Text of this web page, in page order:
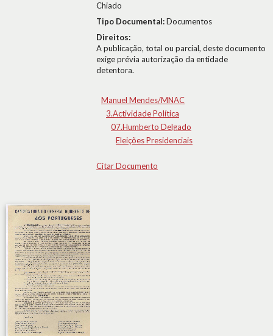
Chiado
Tipo Documental:Documentos
Direitos:
A publicação, total ou parcial, deste documento
exige prévia autorização da entidade
detentora.
Manuel Mendes/MNAC
3.Actividade Política
07.Humberto Delgado
Eleições Presidenciais
Citar Documento